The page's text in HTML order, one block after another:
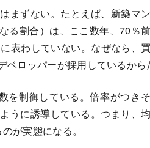
まずない。たとえば、新築マ
る割合）は、ここ数年、70％
表わしていない。なぜなら、
ロッパーが採用しているから
制御している。倍率がつき
うに誘導している。つまり、
が実態になる。